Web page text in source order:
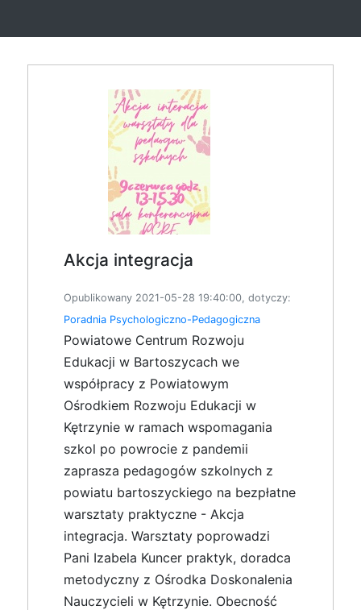
Akcja integracja
Opublikowany 2021-05-28 19:40:00, dotyczy:
Poradnia Psychologiczno-Pedagogiczna
Powiatowe Centrum Rozwoju
Edukacji w Bartoszycach we
współpracy z Powiatowym
Ośrodkiem Rozwoju Edukacji w
Kętrzynie w ramach wspomagania
szkol po powrocie z pandemii
zaprasza pedagogów szkolnych z
powiatu bartoszyckiego na bezpłatne
warsztaty praktyczne - Akcja
integracja. Warsztaty poprowadzi
Pani Izabela Kuncer praktyk, doradca
metodyczny z Ośrodka Doskonalenia
Nauczycieli w Kętrzynie. Obecność